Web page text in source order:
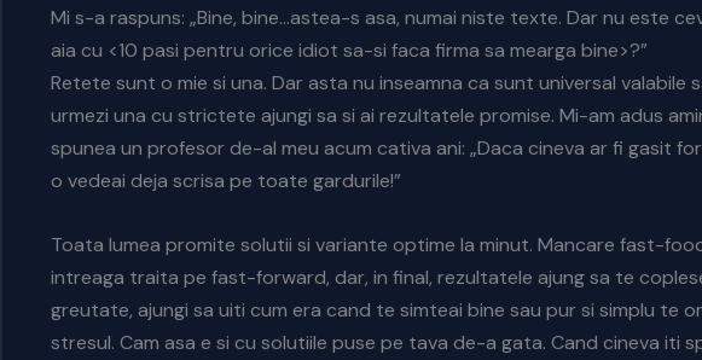
Mi s-a raspuns: „Bine, bine…astea-s asa, numai niste texte. Dar nu este
aia cu <10 pasi pentru orice idiot sa-si faca firma sa mearga bine>?”
Retete sunt o mie si una. Dar asta nu inseamna ca sunt universal valabile
urmezi una cu strictete ajungi sa si ai rezultatele promise. Mi-am adus
spunea un profesor de-al meu acum cativa ani: „Daca cineva ar fi gasit
o vedeai deja scrisa pe toate gardurile!”
Toata lumea promite solutii si variante optime la minut. Mancare fast-
intreaga traita pe fast-forward, dar, in final, rezultatele ajung sa te
greutate, ajungi sa uiti cum era cand te simteai bine sau pur si simplu te
stresul. Cam asa e si cu solutiile puse pe tava de-a gata. Cand cineva iti